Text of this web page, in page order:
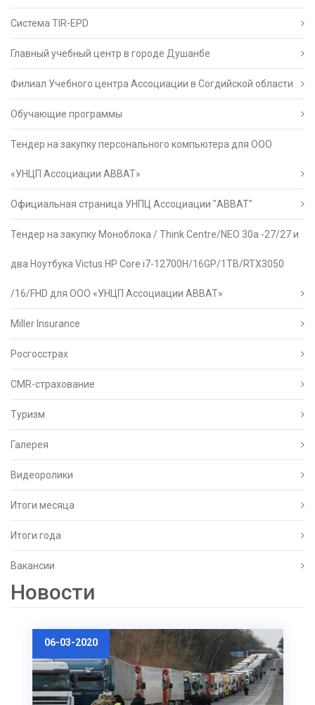
Система TIR-EPD
Главный учебный центр в городе Душанбе
Филиал Учебного центра Ассоциации в Согдийской области
Обучающие программы
Тендер на закупку персонального компьютера для ООО
«УНЦП Ассоциации АВВАТ»
Официальная страница УНПЦ Ассоциации "АВВАТ"
Тендер на закупку Моноблока / Think Centre/NEO 30a -27/27 и
два Ноутбука Victus HP Core i7-12700H/16GP/1TB/RTX3050
/16/FHD для ООО «УНЦП Ассоциации АВВАТ»
Miller Insurance
Росгосстрах
CMR-страхование
Туризм
Галерея
Видеоролики
Итоги месяца
Итоги года
Вакансии
Новости
06-03-2020